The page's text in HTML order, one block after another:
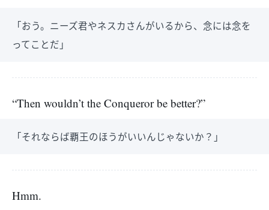
「おう。ニーズ君やネスカさんがいるから、念には念を
ってことだ」
“Then wouldn’t the Conqueror be better?”
「それならば覇王のほうがいいんじゃないか？」
Hmm.